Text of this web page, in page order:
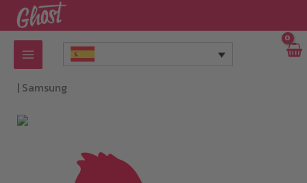
al
contenido
| Samsung